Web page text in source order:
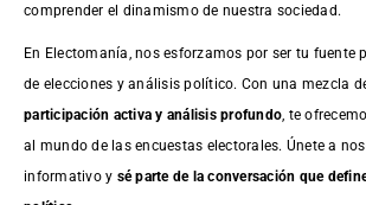
comprender el dinamismo de nuestra sociedad.
En Electomanía, nos esforzamos por ser tu fuente
de elecciones y análisis político. Con una mezcla
participación activa y análisis profundo , te
al mundo de las encuestas electorales. Únete a
informativo y sé parte de la conversación que